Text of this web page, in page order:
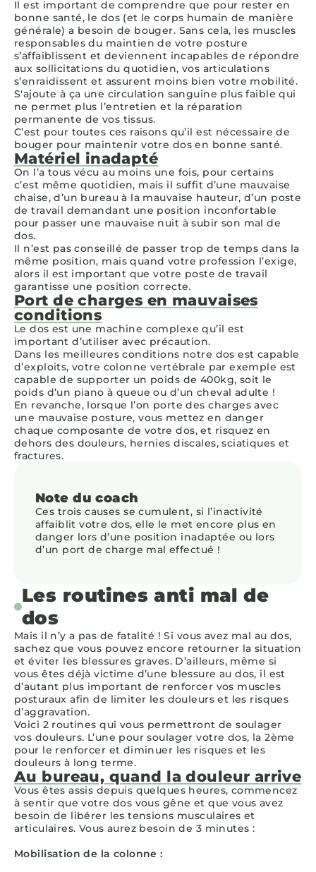
Il est important de comprendre que pour rester en
bonne santé, le dos (et le corps humain de manière
générale) a besoin de bouger. Sans cela, les muscles
responsables du maintien de votre posture
s’affaiblissent et deviennent incapables de répondre
aux sollicitations du quotidien, vos articulations
s’enraidissent et assurent moins bien votre mobilité.
S'ajoute à ça une circulation sanguine plus faible qui
ne permet plus l’entretien et la réparation
permanente de vos tissus.
C’est pour toutes ces raisons qu’il est nécessaire de
bouger pour maintenir votre dos en bonne santé.
Matériel inadapté
On l’a tous vécu au moins une fois, pour certains
c’est même quotidien, mais il suffit d’une mauvaise
chaise, d’un bureau à la mauvaise hauteur, d’un poste
de travail demandant une position inconfortable
pour passer une mauvaise nuit à subir son mal de
dos.
Il n’est pas conseillé de passer trop de temps dans la
même position, mais quand votre profession l’exige,
alors il est important que votre poste de travail
garantisse une position correcte.
Port de charges en mauvaises
conditions
Le dos est une machine complexe qu’il est
important d’utiliser avec précaution.
Dans les meilleures conditions notre dos est capable
d’exploits, votre colonne vertébrale par exemple est
capable de supporter un poids de 400kg, soit le
poids d’un piano à queue ou d’un cheval adulte !
En revanche, lorsque l’on porte des charges avec
une mauvaise posture, vous mettez en danger
chaque composante de votre dos, et risquez en
dehors des douleurs, hernies discales, sciatiques et
fractures.
Ces trois causes se cumulent, si l’inactivité
affaiblit votre dos, elle le met encore plus en
danger lors d’une position inadaptée ou lors
d’un port de charge mal effectué !
Les routines anti mal de
dos
Mais il n’y a pas de fatalité ! Si vous avez mal au dos,
sachez que vous pouvez encore retourner la situation
et éviter les blessures graves. D’ailleurs, même si
vous êtes déjà victime d’une blessure au dos, il est
d’autant plus important de renforcer vos muscles
posturaux afin de limiter les douleurs et les risques
d’aggravation.
Voici 2 routines qui vous permettront de soulager
vos douleurs. L’une pour soulager votre dos, la 2ème
pour le renforcer et diminuer les risques et les
douleurs à long terme.
Au bureau, quand la douleur arrive
Vous êtes assis depuis quelques heures, commencez
à sentir que votre dos vous gêne et que vous avez
besoin de libérer les tensions musculaires et
articulaires. Vous aurez besoin de 3 minutes :
Mobilisation de la colonne :